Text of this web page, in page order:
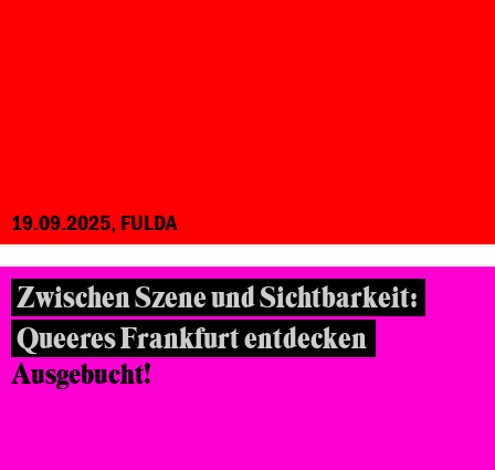
19.09.2025, FULDA
Zwischen Szene und Sichtbarkeit:
Queeres Frankfurt entdecken
Ausgebucht!